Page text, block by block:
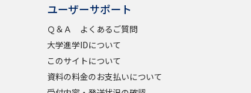
ユーザーサポート
Ｑ＆Ａ よくあるご質問
大学進学IDについて
このサイトについて
資料の料金のお支払いについて